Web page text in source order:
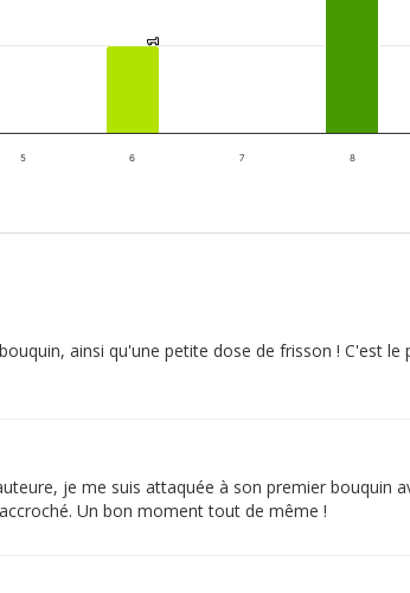
1
1
5 6 7 8
ainsi qu'une petite dose de frisson ! C'est le
je me suis attaquée à son premier bouquin
Un bon moment tout de même !